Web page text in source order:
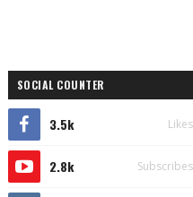
SOCIAL COUNTER
3.5k Likes
2.8k Subscribes